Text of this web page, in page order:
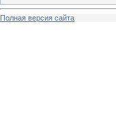
Полная версия сайта